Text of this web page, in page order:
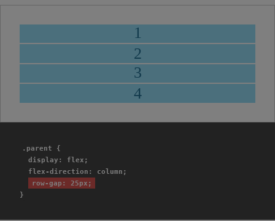
.parent {
display: flex;
flex-direction: column;
row-gap: 25px;
}